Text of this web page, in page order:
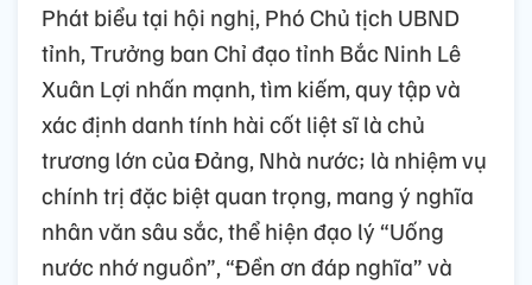
Phát biểu tại hội nghị, Phó Chủ tịch UBND
tỉnh, Trưởng ban Chỉ đạo tỉnh Bắc Ninh Lê
Xuân Lợi nhấn mạnh, tìm kiếm, quy tập và
xác định danh tính hài cốt liệt sĩ là chủ
trương lớn của Đảng, Nhà nước; là nhiệm vụ
chính trị đặc biệt quan trọng, mang ý nghĩa
nhân văn sâu sắc, thể hiện đạo lý “Uống
nước nhớ nguồn”, “Đền ơn đáp nghĩa” và